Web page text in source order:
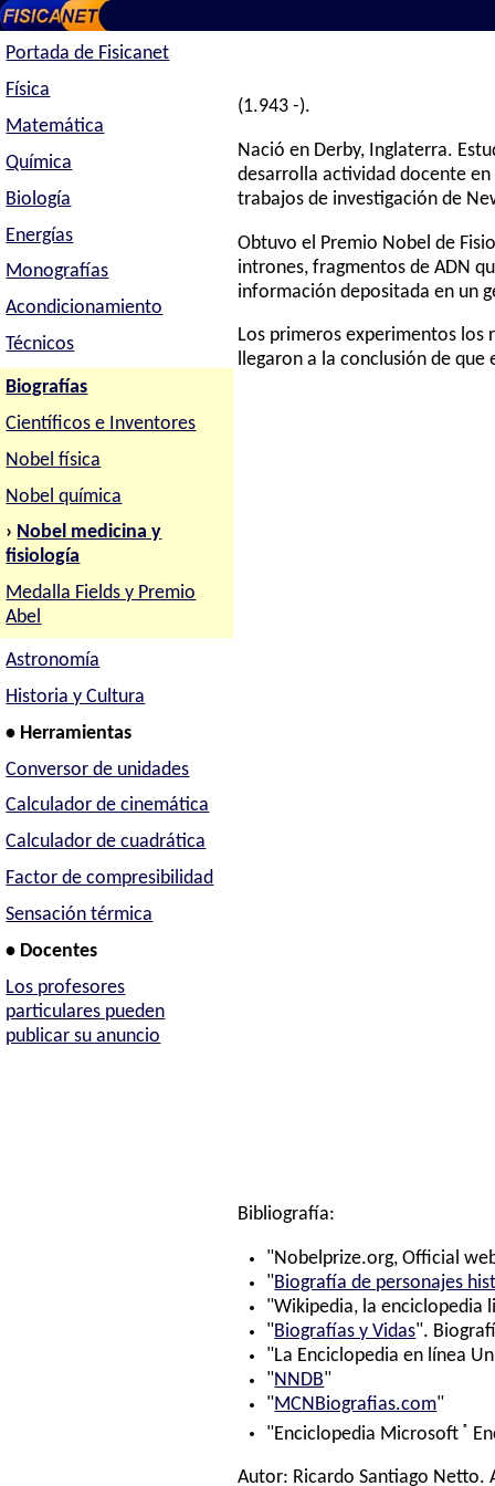
Portada de Fisicanet
Física
Matemática
Química
Biología
Energías
Monografías
Acondicionamiento
Técnicos
Biografías
Científicos e Inventores
Nobel física
Nobel química
› Nobel medicina y
fisiología
Medalla Fields y Premio
Abel
Astronomía
Historia y Cultura
• Herramientas
Conversor de unidades
Calculador de cinemática
Calculador de cuadrática
Factor de compresibilidad
Sensación térmica
• Docentes
Los profesores
particulares pueden
publicar su anuncio
(1.943 -).
Nació en Derby, Inglaterra.
desarrolla actividad docente en
trabajos de investigación de
Obtuvo el Premio Nobel de
intrones, fragmentos de ADN
información depositada en un
Los primeros experimentos los
llegaron a la conclusión de
Bibliografía:
"Nobelprize.org, Official
"Biografía de personajes
"Wikipedia, la enciclopedia
"Biografías y Vidas".
"La Enciclopedia en línea
"NNDB"
"MCNBiografias.com"
"Enciclopedia Microsoft®
Autor: Ricardo Santiago Netto.